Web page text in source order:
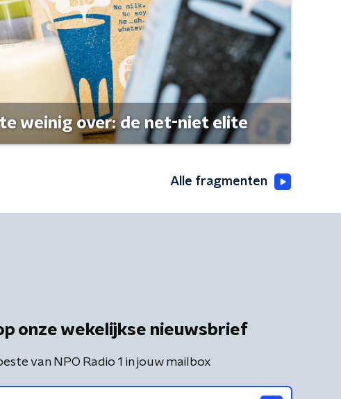
weinig over: de net-niet elite
Alle fragmenten
onze wekelijkse nieuwsbrief
van NPO Radio 1 in jouw mailbox